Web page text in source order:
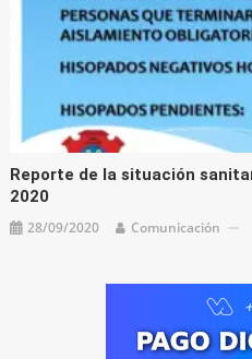
Reporte de la situación
2020
28/09/2020 Comunicación